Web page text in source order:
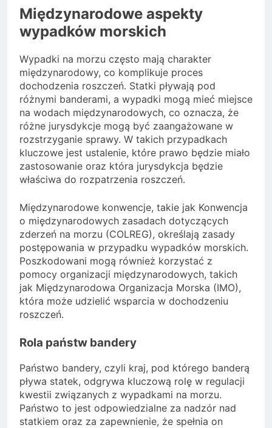
Międzynarodowe aspekty
wypadków morskich
Wypadki na morzu często mają charakter
międzynarodowy, co komplikuje proces
dochodzenia roszczeń. Statki pływają pod
różnymi banderami, a wypadki mogą mieć miejsce
na wodach międzynarodowych, co oznacza, że
różne jurysdykcje mogą być zaangażowane w
rozstrzyganie sprawy. W takich przypadkach
kluczowe jest ustalenie, które prawo będzie miało
zastosowanie oraz która jurysdykcja będzie
właściwa do rozpatrzenia roszczeń.
Międzynarodowe konwencje, takie jak Konwencja
o międzynarodowych zasadach dotyczących
zderzeń na morzu (COLREG), określają zasady
postępowania w przypadku wypadków morskich.
Poszkodowani mogą również korzystać z
pomocy organizacji międzynarodowych, takich
jak Międzynarodowa Organizacja Morska (IMO),
która może udzielić wsparcia w dochodzeniu
roszczeń.
Rola państw bandery
Państwo bandery, czyli kraj, pod którego banderą
pływa statek, odgrywa kluczową rolę w regulacji
kwestii związanych z wypadkami na morzu.
Państwo to jest odpowiedzialne za nadzór nad
statkiem oraz za zapewnienie, że spełnia on